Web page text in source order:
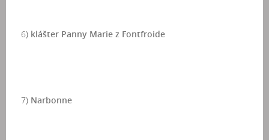
6) klášter Panny Marie z Fontfroide
7) Narbonne